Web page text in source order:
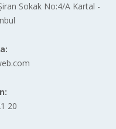
Sokak No:4/A Kartal -
20